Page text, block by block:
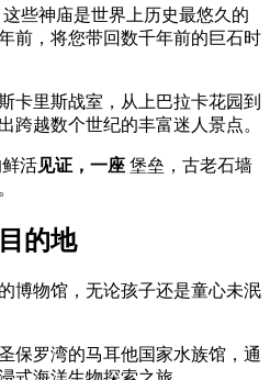
这些神庙是世界上历史最悠久的
前，将您带回数千年前的巨石时
卡里斯战室，从上巴拉卡花园到
跨越数个世纪的丰富迷人景点。
活见证，一座 堡垒，古老石墙
的地
博物馆，无论孩子还是童心未泯
保罗湾的马耳他国家水族馆，通